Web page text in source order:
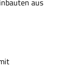
aus